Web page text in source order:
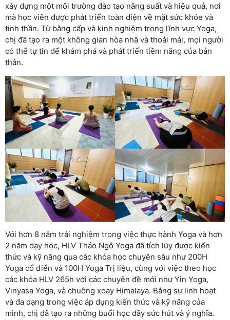
xây dựng một môi trường đào tạo năng suất và hiệu quả, nơi
mà học viên được phát triển toàn diện về mặt sức khỏe và
tinh thần. Từ bằng cấp và kinh nghiệm trong lĩnh vực Yoga,
chị đã tạo ra một không gian hòa nhã và thoải mái, mọi người
có thể tự tin để khám phá và phát triển tiềm năng của bản
thân.
Với hơn 8 năm trải nghiệm trong việc thực hành Yoga và hơn
2 năm dạy học, HLV Thảo Ngô Yoga đã tích lũy được kiến
thức và kỹ năng qua các khóa học chuyên sâu như 200H
Yoga cổ điển và 100H Yoga Trị liệu, cùng với việc theo học
các khóa HLV 265h với các chuyên đề mới như Yin Yoga,
Vinyasa Yoga, và chuông xoay Himalaya. Bằng sự linh hoạt
và đa dạng trong việc áp dụng kiến thức và kỹ năng của
mình, chị đã tạo ra những buổi học đầy sức hút và ý nghĩa.